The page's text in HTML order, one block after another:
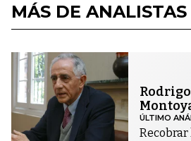
MÁS DE ANALISTAS
ÚLTIMO